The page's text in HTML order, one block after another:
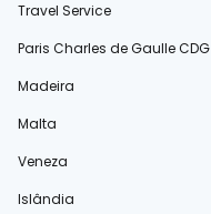
Travel Service
Paris Charles de Gaulle CDG
Madeira
Malta
Veneza
Islândia